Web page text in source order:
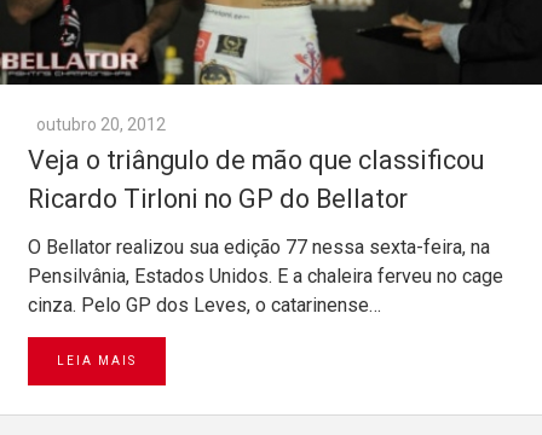
outubro 20, 2012
Veja o triângulo de mão que classificou
O Bellator realizou sua edição 77 nessa sexta-feira, na
Pensilvânia, Estados Unidos. E a chaleira ferveu no cage
cinza. Pelo GP dos Leves, o catarinense…
LEIA MAIS